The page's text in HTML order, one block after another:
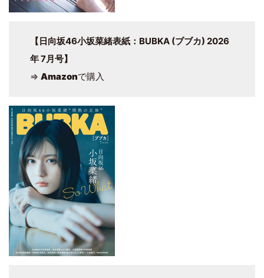
【日向坂46小坂菜緒表紙：BUBKA (ブブカ) 2026
年 7月号】
⇒ Amazonで購入